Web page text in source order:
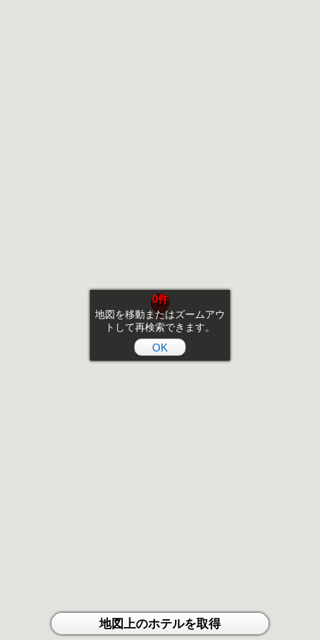
0件
地図を移動またはズームアウ
トして再検索できます。
OK
地図上のホテルを取得